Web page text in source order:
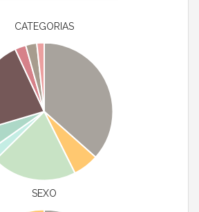
CATEGORIAS
SEXO